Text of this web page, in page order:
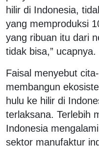
hilir di Indonesia,
yang memproduksi
yang ribuan itu dari
tidak bisa,” ucapnya.
Faisal menyebut
membangun
hulu ke hilir di
terlaksana. Terlebih
Indonesia
sektor manufaktur